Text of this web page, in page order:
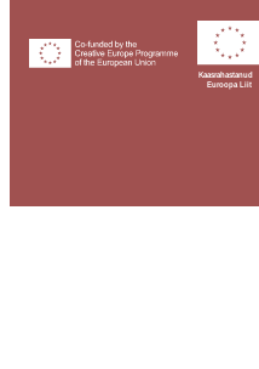
Kaasrahastanud
Euroopa Liit